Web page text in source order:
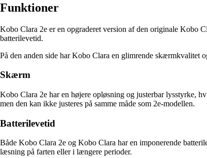
Funktioner
Kobo Clara 2e er en opgraderet version af den originale Kobo
batterilevetid.
På den anden side har Kobo Clara en glimrende skærmkvalitet
Skærm
Kobo Clara 2e har en højere opløsning og justerbar lysstyrke,
men den kan ikke justeres på samme måde som 2e-modellen.
Batterilevetid
Både Kobo Clara 2e og Kobo Clara har en imponerende
læsning på farten eller i længere perioder.